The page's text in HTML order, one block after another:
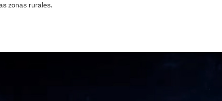
zonas rurales.